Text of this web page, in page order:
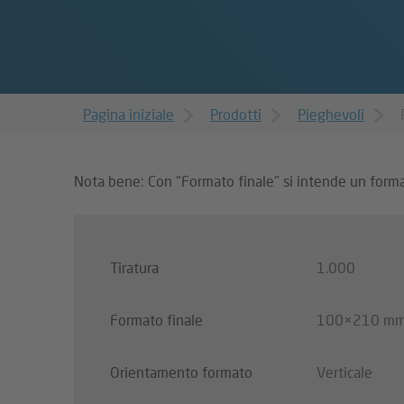
Pagina iniziale Prodotti Pieghevoli
Nota bene: Con "Formato finale" si intende un
Tiratura 1.000
Formato finale 100×210
Orientamento formato Verticale